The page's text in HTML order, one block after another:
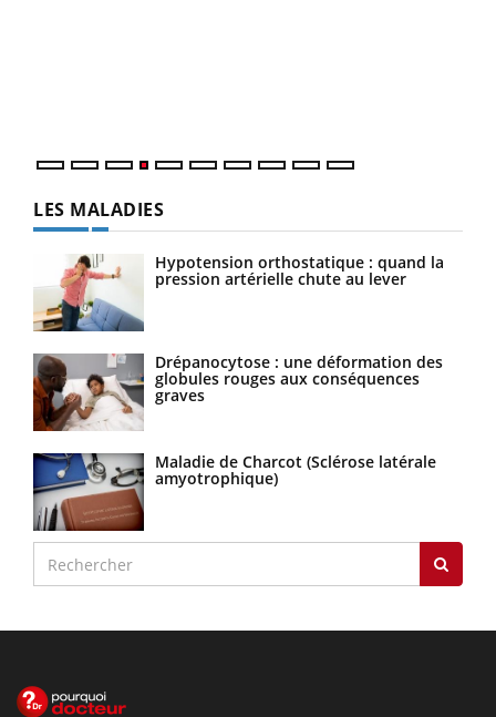
LES MALADIES
Hypotension orthostatique : quand la
pression artérielle chute au lever
Drépanocytose : une déformation des
globules rouges aux conséquences
graves
Maladie de Charcot (Sclérose latérale
amyotrophique)